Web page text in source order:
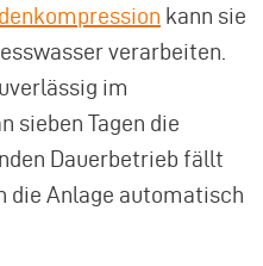
kann sie
verarbeiten.
im
sieben Tagen die
Dauerbetrieb fällt
die Anlage automatisch